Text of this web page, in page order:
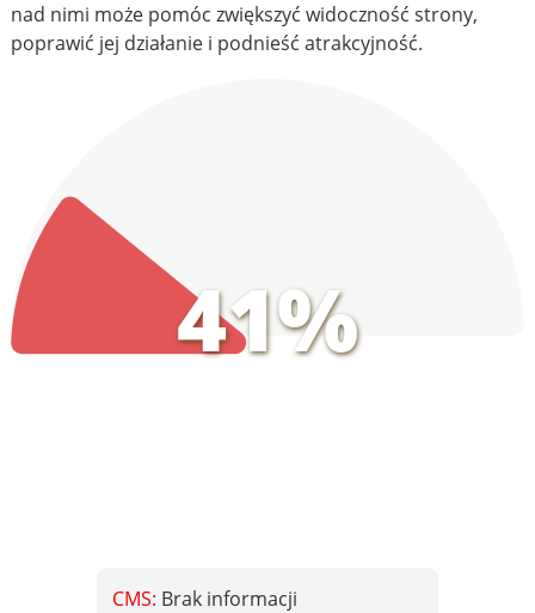
nad nimi może pomóc zwiększyć widoczność strony,
poprawić jej działanie i podnieść atrakcyjność.
41%
CMS: Brak informacji